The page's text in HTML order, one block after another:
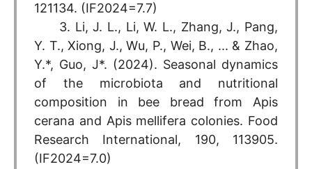
121134. (IF2024=7.7)
3. Li, J. L., Li, W. L., Zhang, J., Pang,
Y. T., Xiong, J., Wu, P., Wei, B., ... & Zhao,
Y.*, Guo, J*. (2024). Seasonal dynamics
of the microbiota and nutritional
composition in bee bread from Apis
cerana and Apis mellifera colonies. Food
Research International, 190, 113905.
(IF2024=7.0)